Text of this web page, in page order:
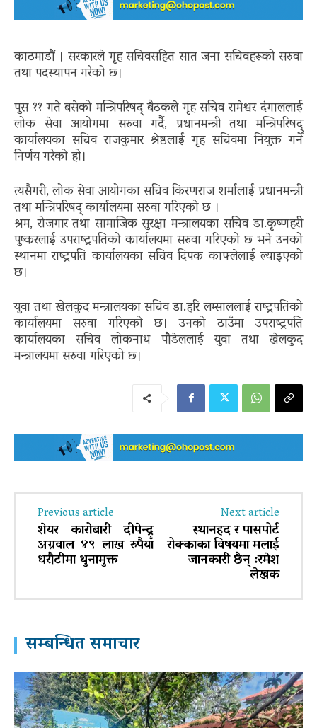
काठमाडौं । सरकारले गृह सचिवसहित सात जना सचिवहरूको सरुवा
तथा पदस्थापन गरेको छ।
पुस ११ गते बसेको मन्त्रिपरिषद् बैठकले गृह सचिव रामेश्वर दंगाललाई
लोक सेवा आयोगमा सरुवा गर्दै, प्रधानमन्त्री तथा मन्त्रिपरिषद्
कार्यालयका सचिव राजकुमार श्रेष्ठलाई गृह सचिवमा नियुक्त गर्ने
निर्णय गरेको हो।
त्यसैगरी, लोक सेवा आयोगका सचिव किरणराज शर्मालाई प्रधानमन्त्री
तथा मन्त्रिपरिषद् कार्यालयमा सरुवा गरिएको छ ।
श्रम, रोजगार तथा सामाजिक सुरक्षा मन्त्रालयका सचिव डा.कृष्णहरी
पुष्करलाई उपराष्ट्रपतिको कार्यालयमा सरुवा गरिएको छ भने उनको
स्थानमा राष्ट्रपति कार्यालयका सचिव दिपक काफ्लेलाई ल्याइएको
छ।
युवा तथा खेलकुद मन्त्रालयका सचिव डा.हरि लम्साललाई राष्ट्रपतिको
कार्यालयमा सरुवा गरिएको छ। उनको ठाउँमा उपराष्ट्रपति
कार्यालयका सचिव लोकनाथ पौडेललाई युवा तथा खेलकुद
मन्त्रालयमा सरुवा गरिएको छ।
Previous article
शेयर कारोबारी दीपेन्द्र
अग्रवाल ४९ लाख रुपैयाँ
धरौटीमा थुनामुक्त
Next article
स्थानहद र पासपोर्ट
रोक्काका विषयमा मलाई
जानकारी छैन् :रमेश
लेखक
सम्बन्धित समाचार